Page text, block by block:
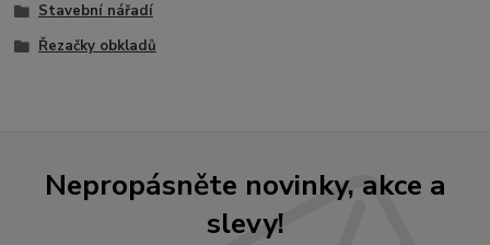
Stavební nářadí
Řezačky obkladů
Nepropásněte novinky, akce a
slevy!